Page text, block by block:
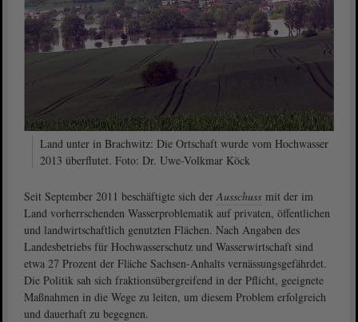
Land unter in Brachwitz: Die Ortschaft wurde vom Hochwasser
2013 überflutet. Foto: Dr. Uwe-Volkmar Köck
Seit September 2011 beschäftigte sich der Ausschuss mit der im
Land vorherrschenden Wasserproblematik auf privaten, öffentlichen
und landwirtschaftlich genutzten Flächen. Nach Angaben des
Landesbetriebs für Hochwasserschutz und Wasserwirtschaft sind
etwa 27 Prozent der Fläche Sachsen-Anhalts vernässungsgefährdet.
Die Politik sah sich fraktionsübergreifend in der Pflicht, geeignete
Maßnahmen in die Wege zu leiten, um diesem Problem erfolgreich
und dauerhaft zu begegnen.